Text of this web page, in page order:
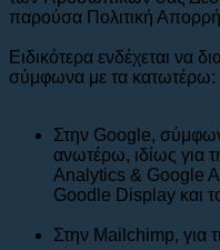
παρούσα Πολιτική
Ειδικότερα ενδέχεται να
σύμφωνα με τα κατωτέρω:
Στην Google,
ανωτέρω, ιδίως για
Analytics & Google
Goodle Display και
Στην Mailchimp, για